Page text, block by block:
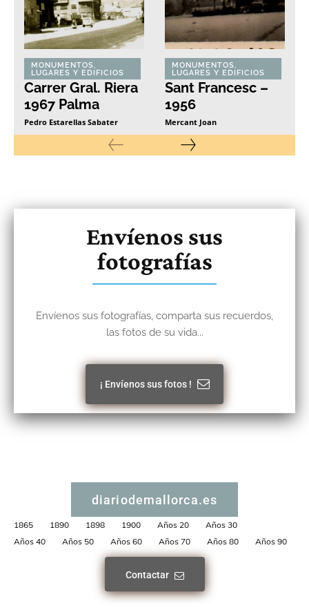
MONUMENTOS,
LUGARES Y EDIFICIOS
Carrer Gral. Riera
1967 Palma
Pedro Estarellas Sabater
MONUMENTOS,
LUGARES Y EDIFICIOS
Sant Francesc –
1956
Mercant Joan
Envíenos sus
fotografías
Envíenos sus fotografías, comparta sus recuerdos,
las fotos de su vida...
¡ Envíenos sus fotos !
diariodemallorca.es
1865 1890 1898 1900 Años 20
Años 30
Años 40
Años 50 Años 60 Años 70 Años 80 Años 90
Contactar